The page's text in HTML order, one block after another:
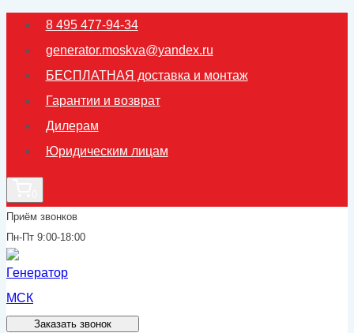
Перейти
содержимому
8 495 477-94-34
generator.moskva@yandex.ru
БЕСПЛАТНАЯ доставка и монтаж
Гарантии и возврат
Дилерам
Юридическим лицам
Приём звонков
Пн-Пт 9:00-18:00
Заказать звонок